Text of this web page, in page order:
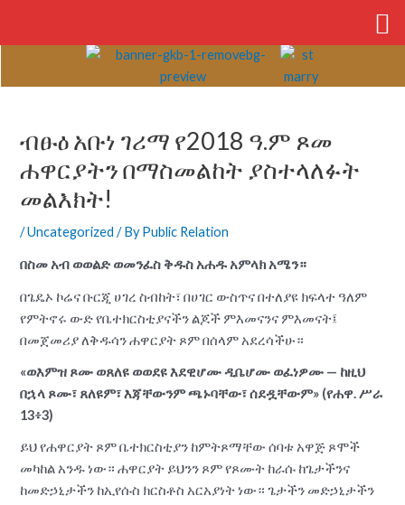
ብፁዕ አቡነ ገሪማ የ2018 ዓ.ም ጾመ
ሐዋርያትን በማስመልከት ያስተላለፉት
መልእክት!
/Uncategorized / ByPublic Relation
በስመ አብ ወወልድ ወመንፈስ ቅዱስ አሐዱ አምላክ አሜን።
በጌዴኦ ኮሬና ቡርጂ ሀገረ ስብከት፣ በሀገር ውስጥና በተለያዩ ክፍላተ ዓለም
የምትኖሩ ውድ የቤተክርስቲያናችን ልጆች ምእመናንና ምእመናት፤
በመጀመሪያ ለቅዱሳን ሐዋርያት ጾም በሰላም አደረሳችሁ።
«ወእምዝ ጾሙ ወጸለዩ ወወደዩ እደዊሆሙ ዲቤሆሙ ወፈነዎሙ — ከዚህ
በኋላ ጾሙ፣ ጸለዩም፣ እጃቸውንም ጫኑባቸው፣ ሰደዷቸውም» (የሐዋ. ሥራ
13፥3)
ይህ የሐዋርያት ጾም ቤተክርስቲያን ከምትጾማቸው ሰባቱ አዋጅ ጾሞች
መካከል አንዱ ነው። ሐዋርያት ይህንን ጾም የጾሙት ከራሱ ከጌታችንና
ከመድኃኒታችን ከኢየሱስ ክርስቶስ አርአያነት ነው። ጌታችን መድኃኒታችን